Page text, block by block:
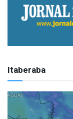
Itaberaba